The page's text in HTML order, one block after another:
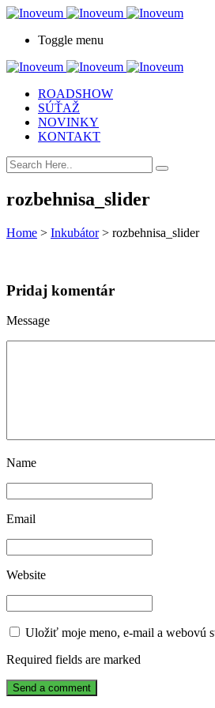
Toggle menu
ROADSHOW
SÚŤAŽ
NOVINKY
KONTAKT
rozbehnisa_slider
Home > Inkubátor> rozbehnisa_slider
Pridaj komentár
Message
Name
Email
Website
Uložiť moje meno, e-mail a webovú
Required fields are marked